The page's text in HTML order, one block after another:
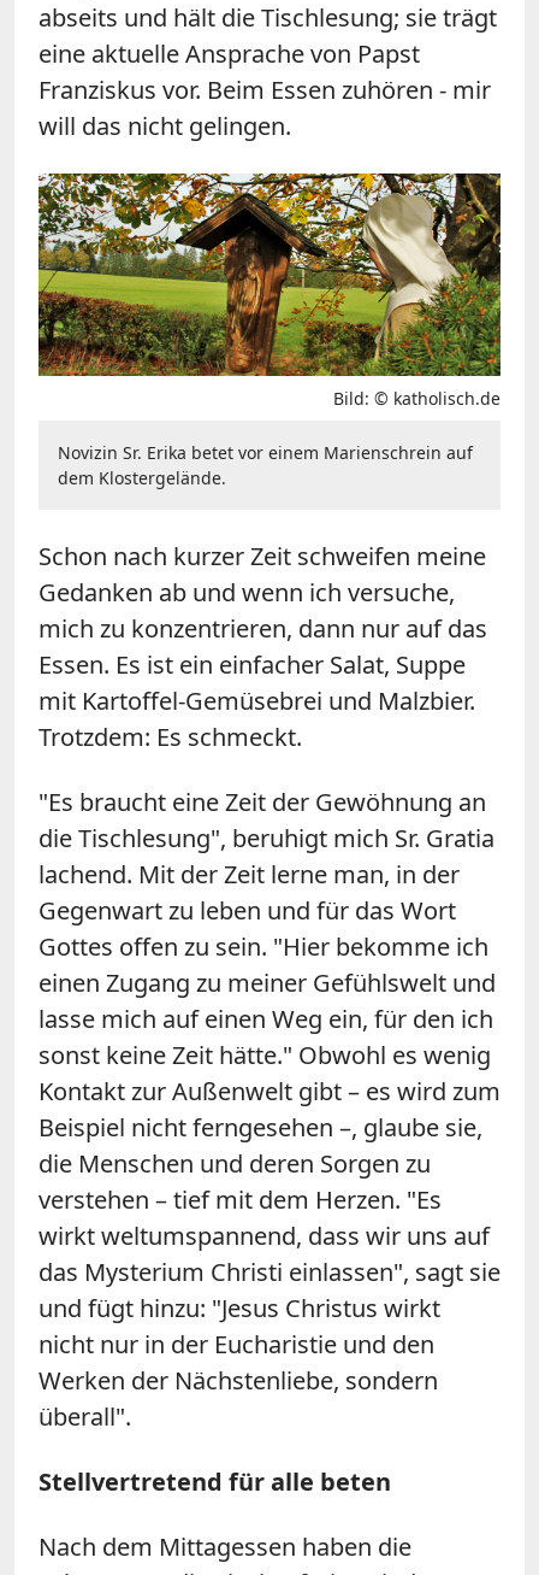
abseits und hält die Tischlesung; sie trägt
eine aktuelle Ansprache von Papst
Franziskus vor. Beim Essen zuhören - mir
will das nicht gelingen.
Bild: © katholisch.de
Novizin Sr. Erika betet vor einem Marienschrein auf
dem Klostergelände.
Schon nach kurzer Zeit schweifen meine
Gedanken ab und wenn ich versuche,
mich zu konzentrieren, dann nur auf das
Essen. Es ist ein einfacher Salat, Suppe
mit Kartoffel-Gemüsebrei und Malzbier.
Trotzdem: Es schmeckt.
"Es braucht eine Zeit der Gewöhnung an
die Tischlesung", beruhigt mich Sr. Gratia
lachend. Mit der Zeit lerne man, in der
Gegenwart zu leben und für das Wort
Gottes offen zu sein. "Hier bekomme ich
einen Zugang zu meiner Gefühlswelt und
lasse mich auf einen Weg ein, für den ich
sonst keine Zeit hätte." Obwohl es wenig
Kontakt zur Außenwelt gibt – es wird zum
Beispiel nicht ferngesehen –, glaube sie,
die Menschen und deren Sorgen zu
verstehen – tief mit dem Herzen. "Es
wirkt weltumspannend, dass wir uns auf
das Mysterium Christi einlassen", sagt sie
und fügt hinzu: "Jesus Christus wirkt
nicht nur in der Eucharistie und den
Werken der Nächstenliebe, sondern
überall".
Stellvertretend für alle beten
Nach dem Mittagessen haben die